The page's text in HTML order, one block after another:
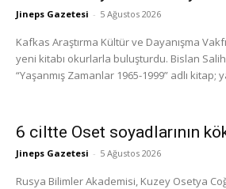
Jineps Gazetesi - 5 Ağustos 2026
Kafkas Araştırma Kültür ve Dayanışma Vakfı
yeni kitabı okurlarla buluşturdu. Bislan Salih
“Yaşanmış Zamanlar 1965-1999” adlı kitap;
6 ciltte Oset soyadlarının
Jineps Gazetesi - 5 Ağustos 2026
Rusya Bilimler Akademisi, Kuzey Osetya